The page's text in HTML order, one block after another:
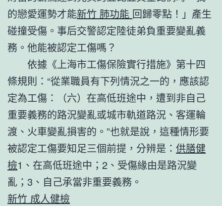
的戀愛運勢才能新竹 肺功能 回歸零點！」產生
碰撞受傷。事后交警認定陸徒弟負重要變亂義
務。他能被認定工傷嗎？
依據《上海市工傷保險實行措施》第十四
條規則：“從業職員有下列情況之一的，應該認
定為工傷：（六）在高低班途中，遭到非自己
重要義務的路況變亂或城市軌道路況、客運輪
渡、火車變亂損害的。”也就是說，這種情形要
被認定工傷要知足三個前提，分辨是： 供膳健
檢1、在高低班途中；2、受傷緣由是路況變
亂；3、自己承當非重要義務。
新竹 成人健檢